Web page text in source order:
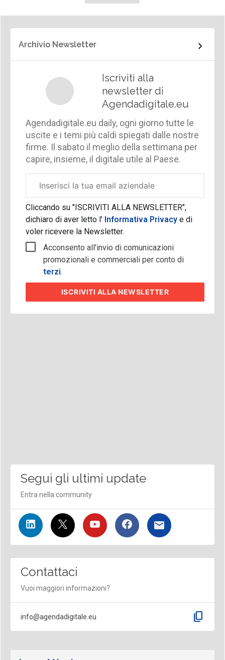
Archivio Newsletter
Iscriviti alla
newsletter di
Agendadigitale.eu
Agendadigitale.eu daily, ogni giorno tutte le
uscite e i temi più caldi spiegati dalle nostre
firme. Il sabato il meglio della settimana per
capire, insieme, il digitale utile al Paese.
aziendale
Cliccando su "ISCRIVITI ALLA NEWSLETTER",
dichiaro di aver letto l'Informativa Privacy e di
voler ricevere la Newsletter.
Acconsento all'invio di comunicazioni
promozionali e commerciali per conto di
terzi.
ISCRIVITI ALLA NEWSLETTER
Segui gli ultimi update
Entra nella community
Contattaci
Vuoi maggiori informazioni?
info@agendadigitale.eu content_copy